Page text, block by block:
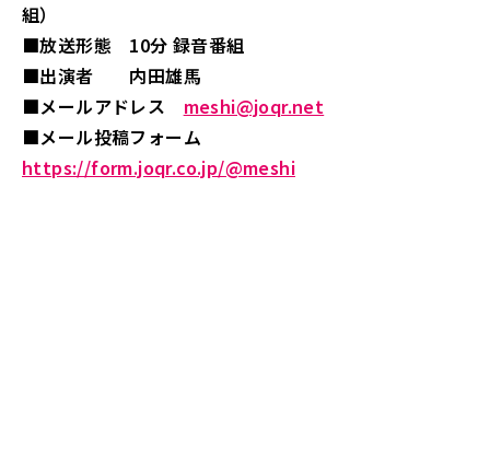
組）
■放送形態 10分 録音番組
■出演者 内田雄馬
■メールアドレス meshi@joqr.net
■メール投稿フォーム
https://form.joqr.co.jp/@meshi